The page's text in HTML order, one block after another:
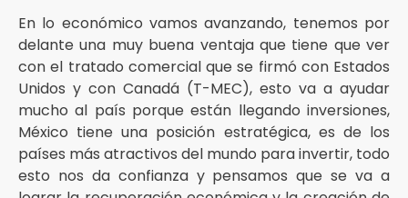
En lo económico vamos avanzando, tenemos por
delante una muy buena ventaja que tiene que ver
con el tratado comercial que se firmó con Estados
Unidos y con Canadá (T-MEC), esto va a ayudar
mucho al país porque están llegando inversiones,
México tiene una posición estratégica, es de los
países más atractivos del mundo para invertir, todo
esto nos da confianza y pensamos que se va a